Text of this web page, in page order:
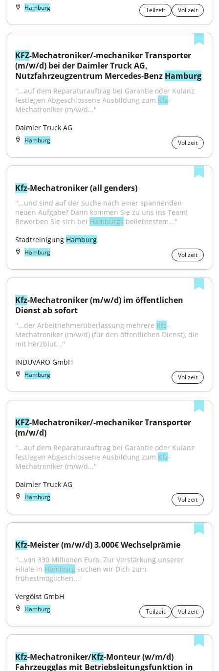
Hamburg Teilzeit Vollzeit
KFZ-Mechatroniker/-mechaniker Transporter
(m/w/d) bei der Daimler Truck AG,
Nutzfahrzeugzentrum Mercedes-Benz Hamburg
"...auf dem Reparaturauftrag bei Garantie oder Kulanz
festlegen Abgeschlossene Ausbildung zum Kfz-
Mechatroniker (m/w/d..."
Daimler Truck AG
Hamburg Vollzeit
Kfz-Mechatroniker (all genders)
"...und sind auf der Suche nach einer spannenden
neuen Aufgabe? Dann kommen Sie zu uns ins Team!
Bewerben Sie sich bei Hamburgs beliebtestem..."
Stadtreinigung Hamburg
Hamburg Vollzeit
Kfz-Mechatroniker (m/w/d) im öffentlichen
Dienst ab sofort
"...der Arbeitnehmerüberlassung mehrere Kfz-
Mechatroniker (m/w/d) (für den öffentlichen Dienst), die
mit Herzblut..."
INDUVARO GmbH
Hamburg Vollzeit
KFZ-Mechatroniker/-mechaniker Transporter
(m/w/d)
"...auf dem Reparaturauftrag bei Garantie oder Kulanz
festlegen Abgeschlossene Ausbildung zum Kfz-
Mechatroniker (m/w/d..."
Daimler Truck AG
Hamburg Vollzeit
Kfz-Meister (m/w/d) 3.000€ Wechselprämie
"...von 330 Millionen Euro. Zur Verstärkung unserer
Filiale in Hamburg suchen wir Dich zum
frühestmöglichen..."
Vergölst GmbH
Hamburg Teilzeit Vollzeit
Kfz-Mechatroniker/Kfz-Monteur (w/m/d)